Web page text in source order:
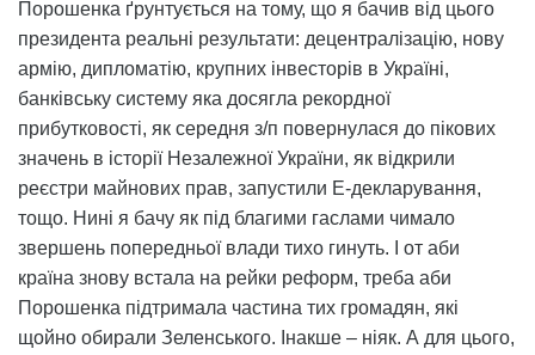
Порошенка ґрунтується на тому, що я бачив від цього
президента реальні результати: децентралізацію, нову
армію, дипломатію, крупних інвесторів в Україні,
банківську систему яка досягла рекордної
прибутковості, як середня з/п повернулася до пікових
значень в історії Незалежної України, як відкрили
реєстри майнових прав, запустили Е-декларування,
тощо. Нині я бачу як під благими гаслами чимало
звершень попередньої влади тихо гинуть. І от аби
країна знову встала на рейки реформ, треба аби
Порошенка підтримала частина тих громадян, які
щойно обирали Зеленського. Інакше – ніяк. А для цього,